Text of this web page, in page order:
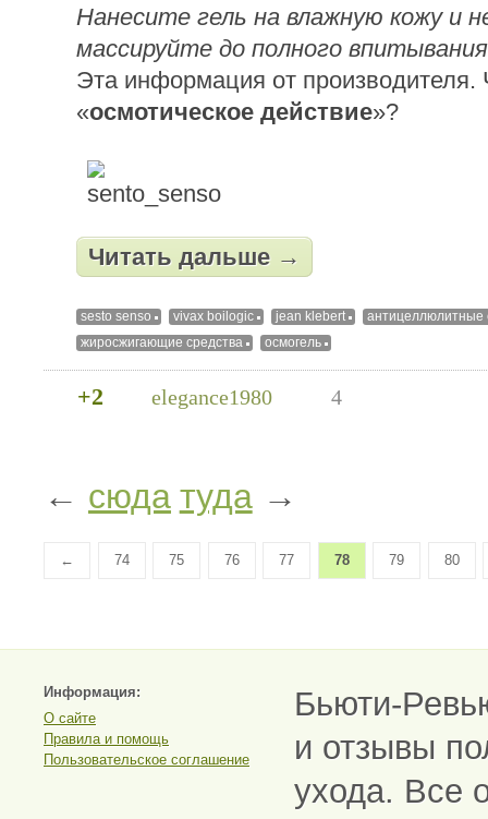
Нанесите гель на влажную кожу и
массируйте до полного
Эта информация от производителя.
«осмотическое действие»?
Читать дальше →
sesto senso vivax boilogic jean klebert
антицеллюлитные
жиросжигающие средства
осмогель
+2 elegance1980 4
← сюда туда→
← 74 75 76 77 78 79 80
Информация:
О сайте
Правила и помощь
Пользовательское соглашение
Бьюти-
и отзывы
ухода. Все